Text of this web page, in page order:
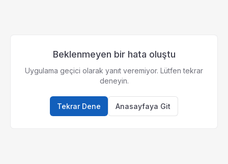
Beklenmeyen bir hata oluştu
Uygulama geçici olarak yanıt veremiyor. Lütfen tekrar
deneyin.
Tekrar Dene Anasayfaya Git